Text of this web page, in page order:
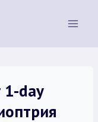
day